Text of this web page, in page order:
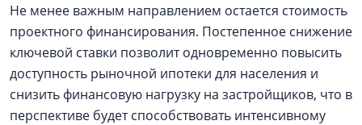
Не менее важным направлением остается стоимость
проектного финансирования. Постепенное снижение
ключевой ставки позволит одновременно повысить
доступность рыночной ипотеки для населения и
снизить финансовую нагрузку на застройщиков, что в
перспективе будет способствовать интенсивному